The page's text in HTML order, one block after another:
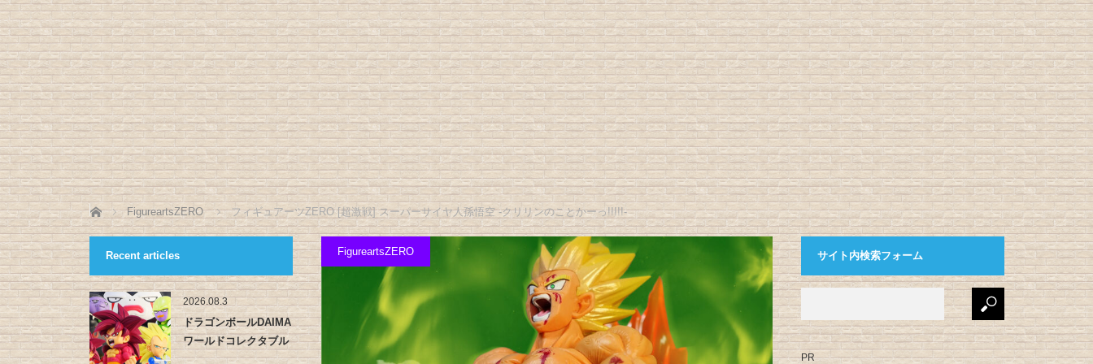
ホーム FigureartsZERO フィギュアーツZERO [超激戦] スーパーサイヤ人孫悟空 -クリリンのことかーっ!!!!!-
FigureartsZERO
Recent articles
2026.08.3
ドラゴンボールDAIMA
ワールドコレクタブル
フィ…
サイト内検索フォーム
PR